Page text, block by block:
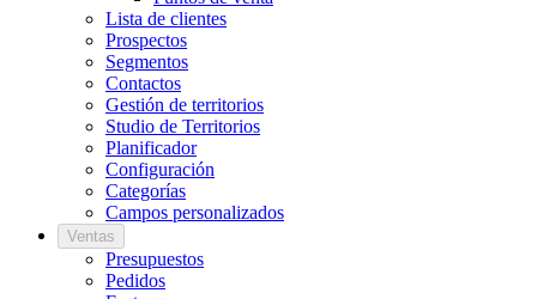
Lista de clientes
Prospectos
Segmentos
Contactos
Gestión de territorios
Studio de Territorios
Planificador
Configuración
Categorías
Campos personalizados
Ventas
Presupuestos
Pedidos